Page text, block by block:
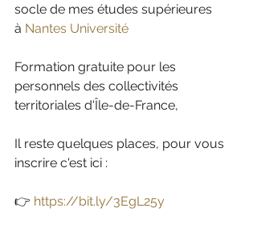
socle de mes études supérieures
à Nantes Université
Formation gratuite pour les
personnels des collectivités
territoriales d'Île-de-France,
Il reste quelques places, pour vous
inscrire c'est ici :
👉 https://bit.ly/3EgL25y